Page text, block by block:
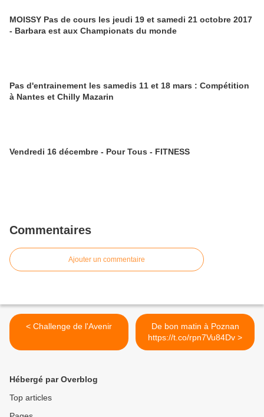
MOISSY Pas de cours les jeudi 19 et samedi 21 octobre 2017
- Barbara est aux Championats du monde
Pas d'entrainement les samedis 11 et 18 mars : Compétition
à Nantes et Chilly Mazarin
Vendredi 16 décembre - Pour Tous - FITNESS
Commentaires
Ajouter un commentaire
< Challenge de l'Avenir
De bon matin à Poznan
https://t.co/rpn7Vu84Dv >
Hébergé par Overblog
Top articles